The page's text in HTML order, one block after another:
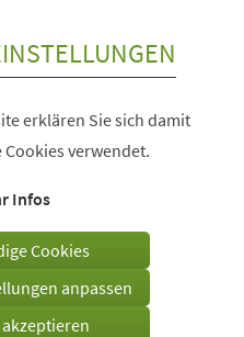
erklären Sie sich damit
verwendet.
Infos
Cookies
anpassen